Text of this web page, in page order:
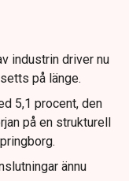
industrin driver nu
på länge.
5,1 procent, den
på en strukturell
ännu